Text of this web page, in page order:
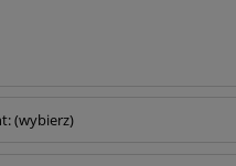
(wybierz)